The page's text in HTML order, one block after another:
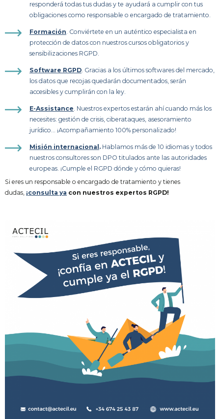
responderá todas tus dudas y te ayudará a cumplir con tus
obligaciones como responsable o encargado de tratamiento.
Formación. Conviértete en un auténtico especialista en
protección de datos con nuestros cursos obligatorios y
sensibilizaciones RGPD.
Software RGPD. Gracias a los últimos softwares del mercado,
los datos que recojas quedarán documentados, serán
accesibles y cumplirán con la ley.
E-Assistance. Nuestros expertos estarán ahí cuando más los
necesites: gestión de crisis, ciberataques, asesoramiento
jurídico… ¡Acompañamiento 100% personalizado!
Misión internacional . Hablamos más de 10 idiomas y todos
nuestros consultores son DPO titulados ante las autoridades
europeas. ¡Cumple el RGPD dónde y cómo quieras!
Si eres un responsable o encargado de tratamiento y tienes
dudas, ¡consulta ya con nuestros expertos RGPD!